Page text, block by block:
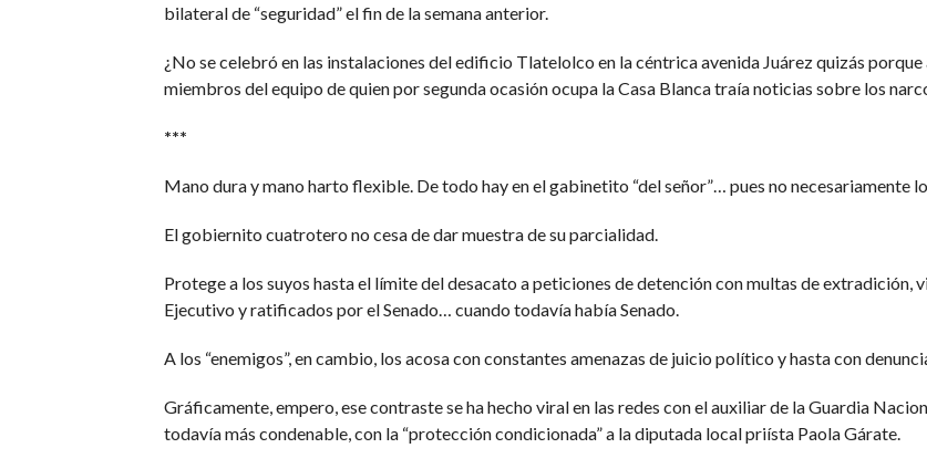
bilateral de “seguridad” el fin de la semana anterior.
¿No se celebró en las instalaciones del edificio Tlatelolco en la céntrica avenida Juárez quizás
miembros del equipo de quien por segunda ocasión ocupa la Casa Blanca traía noticias sobre los
***
Mano dura y mano harto flexible. De todo hay en el gabinetito “del señor”… pues no necesariamente lo
El gobiernito cuatrotero no cesa de dar muestra de su parcialidad.
Protege a los suyos hasta el límite del desacato a peticiones de detención con multas de
Ejecutivo y ratificados por el Senado… cuando todavía había Senado.
A los “enemigos”, en cambio, los acosa con constantes amenazas de juicio político y hasta con
Gráficamente, empero, ese contraste se ha hecho viral en las redes con el auxiliar de la Guardia
todavía más condenable, con la “protección condicionada” a la diputada local priísta Paola Gárate.